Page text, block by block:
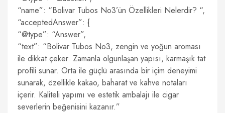
“name”: “Bolivar Tubos No3’ün Özellikleri Nelerdir? “,
“acceptedAnswer”: {
“@type”: “Answer”,
“text”: “Bolivar Tubos No3, zengin ve yoğun aroması
ile dikkat çeker. Zamanla olgunlaşan yapısı, karmaşık tat
profili sunar. Orta ile güçlü arasında bir içim deneyimi
sunarak, özellikle kakao, baharat ve kahve notaları
içerir. Kaliteli yapımı ve estetik ambalajı ile cigar
severlerin beğenisini kazanır.”